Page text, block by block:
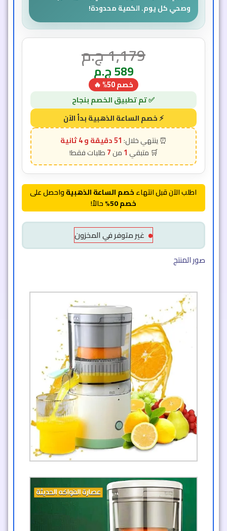
وصحي كل يوم. الكمية محدودة!
1,179ج.م
589ج.م
خصم 50% 🔥
51 دقيقة و 2 ثانية
1
7
اطلب الآن قبل انتهاءخصم الساعة الذهبيةواحصل على
خصم 50%
حالاً!
غير متوفر في المخزون
صور المنتج​